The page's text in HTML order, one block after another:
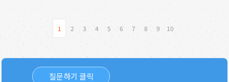
1 2 3 4 5 6 7 8 9 10
질문하기 클릭